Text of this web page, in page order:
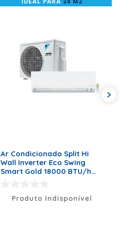
IDEAL PARA 24 M2
Ar Condicionado Split Hi
Wall Inverter Eco Swing
Smart Gold 18000 BTU/h
Produto Indisponível